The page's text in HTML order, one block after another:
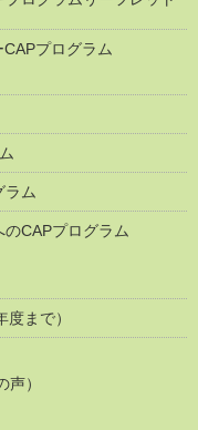
プログラム
ラム
CAPプログラム
まで）
）